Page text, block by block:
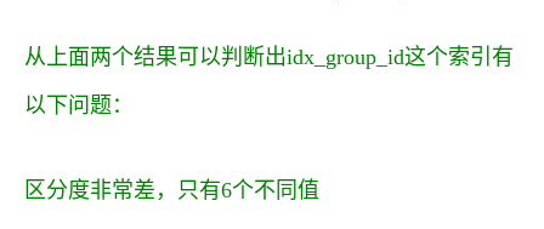
从上面两个结果可以判断出idx_group_id这个索引有
以下问题：
区分度非常差，只有6个不同值